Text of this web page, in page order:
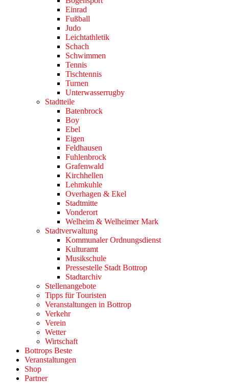
Einrad
Fußball
Judo
Leichtathletik
Schach
Schwimmen
Tennis
Tischtennis
Turnen
Unterwasserrugby
Stadtteile
Batenbrock
Boy
Ebel
Eigen
Feldhausen
Fuhlenbrock
Grafenwald
Kirchhellen
Lehmkuhle
Overhagen & Ekel
Stadtmitte
Vonderort
Welheim & Welheimer Mark
Stadtverwaltung
Kommunaler Ordnungsdienst
Kulturamt
Musikschule
Pressestelle Stadt Bottrop
Stadtarchiv
Stellenangebote
Tipps für Touristen
Veranstaltungen in Bottrop
Verkehr
Verein
Wetter
Wirtschaft
Bottrops Beste
Veranstaltungen
Shop
Partner